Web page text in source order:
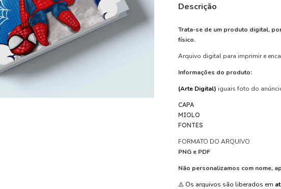
Descrição
Trata-se de um produto digital,
físico.
Arquivo digital para imprimir e
Informações do produto:
(Arte Digital) iguais foto do
CAPA
MIOLO
FONTES
FORMATO DO ARQUIVO
PNG e PDF
Não personalizamos com nome,
⚠️ Os arquivos são liberados em